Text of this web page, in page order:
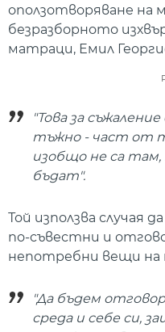
оползотворяване на
безразборното
матраци, Емил
"Това за
тъжно - част от
изобщо не са
бъдат".
Той използва случая
по-съвестни и
непотребни вещи на
"Да бъдем
среда и себе си,